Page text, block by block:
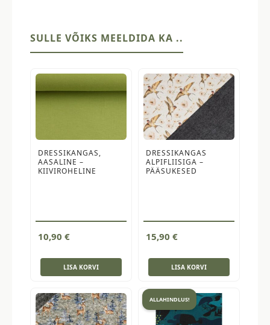
SULLE VÕIKS MEELDIDA KA ..
DRESSIKANGAS,
AASALINE –
KIIVIROHELINE
10,90 €
LISA KORVI
DRESSIKANGAS
ALPIFLIISIGA –
PÄÄSUKESED
15,90 €
LISA KORVI
ALLAHINDLUS!